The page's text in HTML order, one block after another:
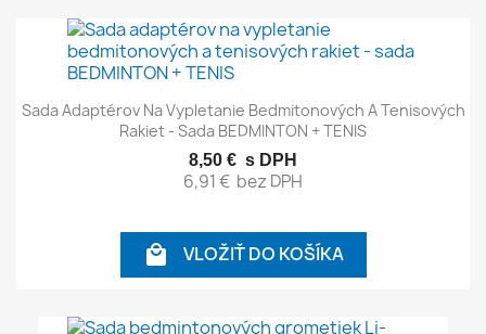
Sada Adaptérov Na Vypletanie Bedmitonových A Tenisových
Rakiet - Sada BEDMINTON + TENIS
8,50 € s DPH
6,91 € bez DPH
 VLOŽIŤ DO KOŠÍKA